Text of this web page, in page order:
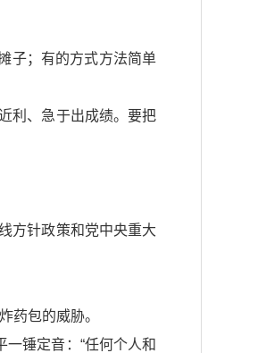
子；有的方式方法简单
利、急于出成绩。要把
方针政策和党中央重大
药包的威胁。
锤定音：“任何个人和